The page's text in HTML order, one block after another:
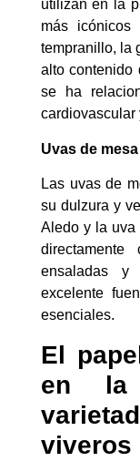
utilizan en la
más icónicos
tempranillo, la
alto contenido
se ha
cardiovascular
Uvas de mesa
Las uvas de
su dulzura y
Aledo y la uva
ensaladas
excelente
esenciales.
El p
en la
viveros